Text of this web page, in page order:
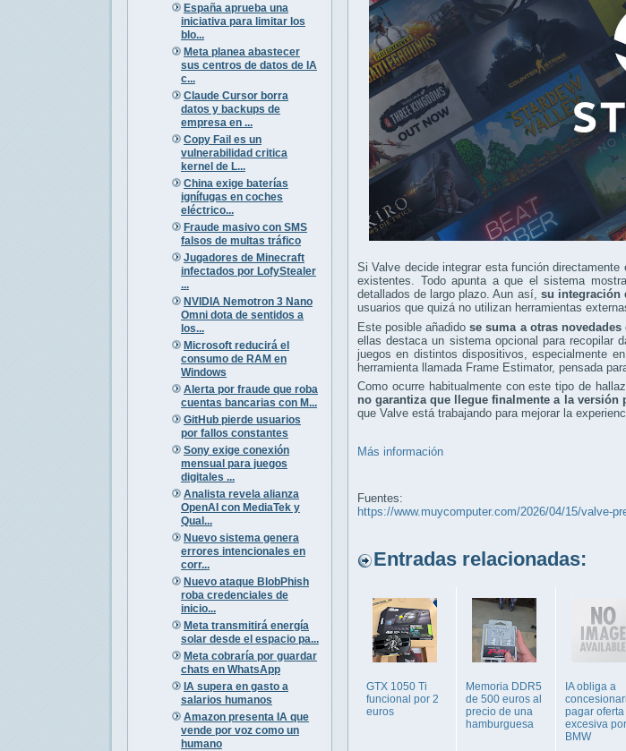
España aprueba una
iniciativa para limitar los
blo...
Meta planea abastecer
sus centros de datos de IA
c...
Claude Cursor borra
datos y backups de
empresa en ...
Copy Fail es un
vulnerabilidad critica
kernel de L...
China exige baterías
ignífugas en coches
eléctrico...
Fraude masivo con SMS
falsos de multas tráfico
Jugadores de Minecraft
infectados por LofyStealer
...
NVIDIA Nemotron 3 Nano
Omni dota de sentidos a
los...
Microsoft reducirá el
consumo de RAM en
Windows
Alerta por fraude que roba
cuentas bancarias con M...
GitHub pierde usuarios
por fallos constantes
Sony exige conexión
mensual para juegos
digitales ...
Analista revela alianza
OpenAI con MediaTek y
Qual...
Nuevo sistema genera
errores intencionales en
corr...
Nuevo ataque BlobPhish
roba credenciales de
inicio...
Meta transmitirá energía
solar desde el espacio pa...
Meta cobraría por guardar
chats en WhatsApp
IA supera en gasto a
salarios humanos
Amazon presenta IA que
vende por voz como un
humano
Si Valve decide integrar esta función
existentes. Todo apunta a que el sistema
detallados de largo plazo. Aun así, su integración
usuarios que quizá no utilizan herramientas
Este posible añadidose suma a otras
ellas destaca un sistema opcional para recopilar
juegos en distintos dispositivos, especialmente
herramienta llamada Frame Estimator, pensada
Como ocurre habitualmente con este tipo de
no garantiza que llegue finalmente a la versión
que Valve está trabajando para mejorar la
Más información
Fuentes:
https://www.muycomputer.com/2026/04/15/valve-
Entradas relacionadas:
GTX 1050 Ti
funcional por 2
euros
Memoria DDR5
de 500 euros al
precio de una
hamburguesa
IA obliga a
pagar oferta
excesiva por
BMW